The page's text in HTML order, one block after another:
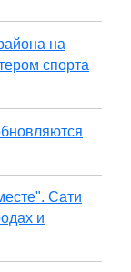
на
спорта
Сати
и